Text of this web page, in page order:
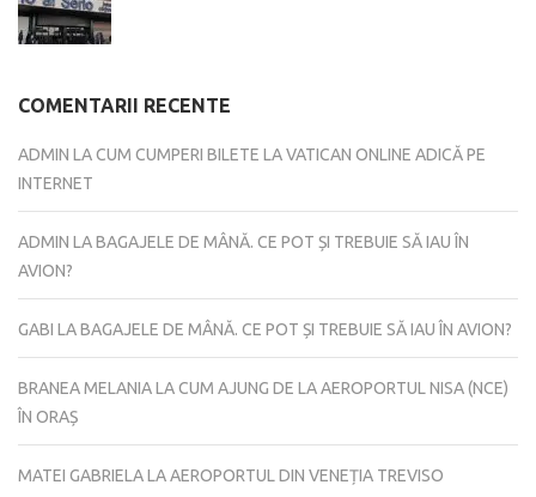
COMENTARII RECENTE
ADMIN LACUM CUMPERI BILETE LA VATICAN ONLINE ADICĂ PE
INTERNET
ADMIN LABAGAJELE DE MÂNĂ. CE POT ȘI TREBUIE SĂ IAU ÎN
AVION?
GABI LABAGAJELE DE MÂNĂ. CE POT ȘI TREBUIE SĂ IAU ÎN AVION?
BRANEA MELANIALACUM AJUNG DE LA AEROPORTUL NISA (NCE)
ÎN ORAȘ
MATEI GABRIELALAAEROPORTUL DIN VENEȚIA TREVISO